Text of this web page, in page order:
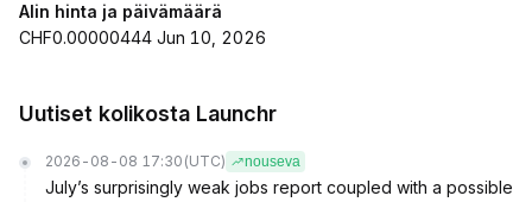
Alin hinta ja päivämäärä
CHF0.00000444 Jun 10, 2026
Uutiset kolikosta Launchr
2026-08-08 17:30 (UTC) nouseva
July’s surprisingly weak jobs report coupled with a possible